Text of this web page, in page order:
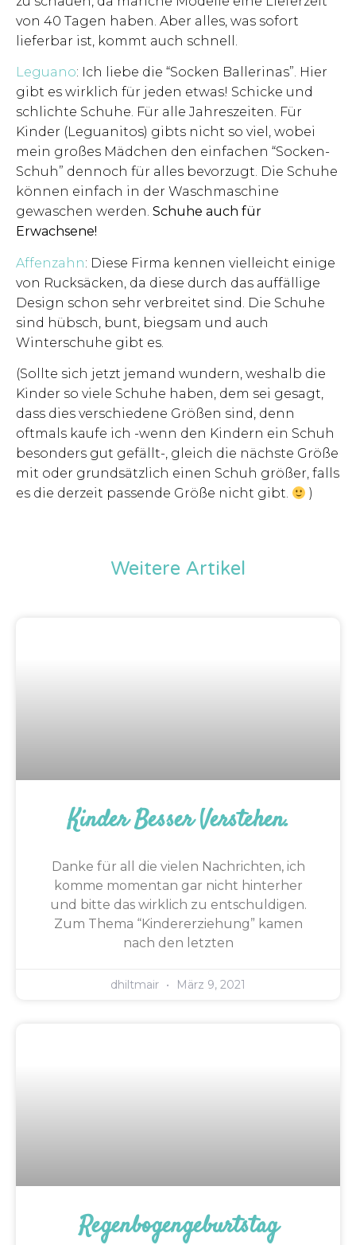
von 40 Tagen haben. Aber alles, was sofort
lieferbar ist, kommt auch schnell.
Leguano: Ich liebe die “Socken Ballerinas”. Hier
gibt es wirklich für jeden etwas! Schicke und
schlichte Schuhe. Für alle Jahreszeiten. Für
Kinder (Leguanitos) gibts nicht so viel, wobei
mein großes Mädchen den einfachen “Socken-
Schuh” dennoch für alles bevorzugt. Die Schuhe
können einfach in der Waschmaschine
gewaschen werden. Schuhe auch für
Erwachsene!
Affenzahn: Diese Firma kennen vielleicht einige
von Rucksäcken, da diese durch das auffällige
Design schon sehr verbreitet sind. Die Schuhe
sind hübsch, bunt, biegsam und auch
Winterschuhe gibt es.
(Sollte sich jetzt jemand wundern, weshalb die
Kinder so viele Schuhe haben, dem sei gesagt,
dass dies verschiedene Größen sind, denn
oftmals kaufe ich -wenn den Kindern ein Schuh
besonders gut gefällt-, gleich die nächste Größe
mit oder grundsätzlich einen Schuh größer, falls
es die derzeit passende Größe nicht gibt.
)
Weitere Artikel
Kinder Besser Verstehen.
Danke für all die vielen Nachrichten, ich
komme momentan gar nicht hinterher
und bitte das wirklich zu entschuldigen.
Zum Thema “Kindererziehung” kamen
nach den letzten
dhiltmair März 9, 2021
Regenbogengeburtstag